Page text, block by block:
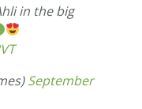
in the big
September